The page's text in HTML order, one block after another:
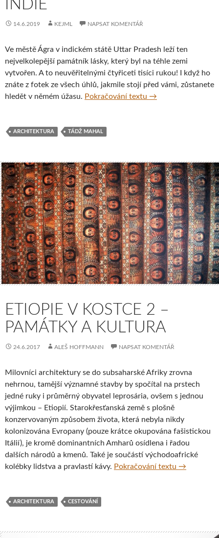
INDIE
14.6.2019 KEJML NAPSAT KOMENTÁŘ
Ve městě Ágra v indickém státě Uttar Pradesh leží ten
nejvelkolepější památník lásky, který byl na téhle zemi
vytvořen. A to neuvěřitelnými čtyřiceti tisíci rukou! I když ho
znáte z fotek ze všech úhlů, jakmile stojí před vámi, zůstanete
hledět v němém úžasu. Pokračování textu Tádž Mahal – perla
→
ARCHITEKTURA TÁDŽ MAHAL
ETIOPIE V KOSTCE 2 –
PAMÁTKY A KULTURA
24.6.2017 ALEŠ HOFFMANN NAPSAT KOMENTÁŘ
Milovníci architektury se do subsaharské Afriky zrovna
nehrnou, tamější významné stavby by spočítal na prstech
jedné ruky i průměrný obyvatel leprosária, ovšem s jednou
výjimkou – Etiopií. Starokřesťanská země s plošně
konzervovaným způsobem života, která nebyla nikdy
kolonizována Evropany (pouze krátce okupována fašistickou
Itálií), je kromě dominantních Amharů osídlena i řadou
dalších národů a kmenů. Také je součástí východoafrické
kolébky lidstva a pravlastí kávy. Pokračování textu Etiopie v
→
ARCHITEKTURA CESTOVÁNÍ